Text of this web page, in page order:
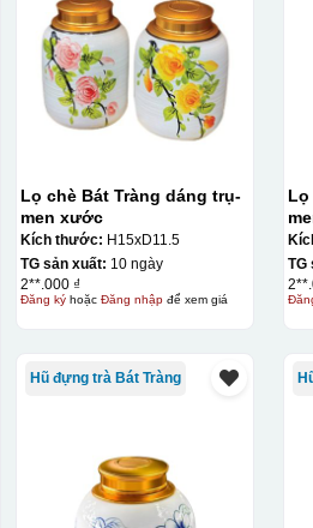
Kiểu in:
In logo vàng kim
In Decal
IN Decal lên GỐM SỨ
decal lên gốm sứ Bước 3: Cho
700-800 độ CBước 1: Tạo ra
trước khi dán nó lên gốm sứ,
giấy đặc biệt, và kích thước
Lọ chè Bát Tràng dáng trụ-
men xước
Kích thước: H15xD11.5
TG sản xuất: 10 ngày
2**.000 ₫
Đăng kýhoặc Đăng nhậpđể xem giá
Lọ
TG
Hũ đựng trà Bát Tràng